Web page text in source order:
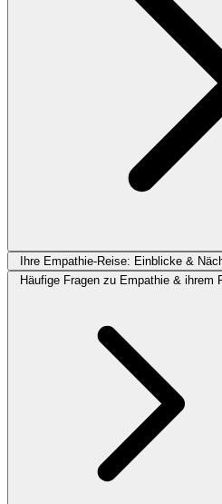
Ihre Empathie-Reise: Einblicke &
Häufige Fragen zu Empathie & ihrem